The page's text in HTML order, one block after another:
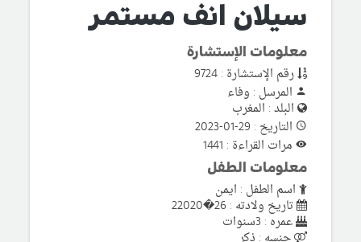
سيلان انف مستمر
معلومات الإستشارة
رقم الإستشارة : 9724
المرسل : وفاء
البلد : المغرب
التاريخ : 29-01-2023
مرات القراءة : 1441
معلومات الطفل
اسم الطفل : ايمن
تاريخ ولادته : 26�22020
عمره : 3سنوات